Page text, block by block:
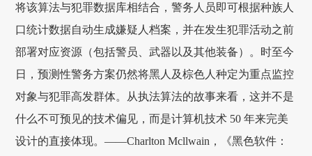
将该算法与犯罪数据库相结合，警务人员即可根据种族人
口统计数据自动生成嫌疑人档案，并在发生犯罪活动之前
部署对应资源（包括警员、武器以及其他装备）。时至今
日，预测性警务方案仍然将黑人及棕色人种定为重点监控
对象与犯罪高发群体。从执法算法的故事来看，这并不是
什么不可预见的技术偏见，而是计算机技术 50 年来完美
设计的直接体现。——Charlton Mcllwain，《黑色软件：